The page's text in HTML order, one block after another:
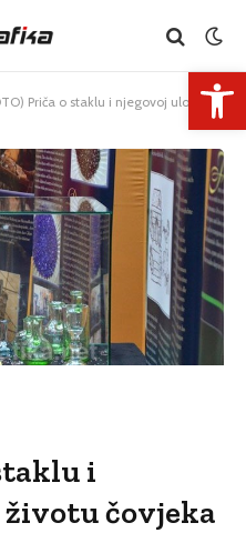
Priča o staklu i njegovoj ulozi u životu čovjeka
i
čovjeka